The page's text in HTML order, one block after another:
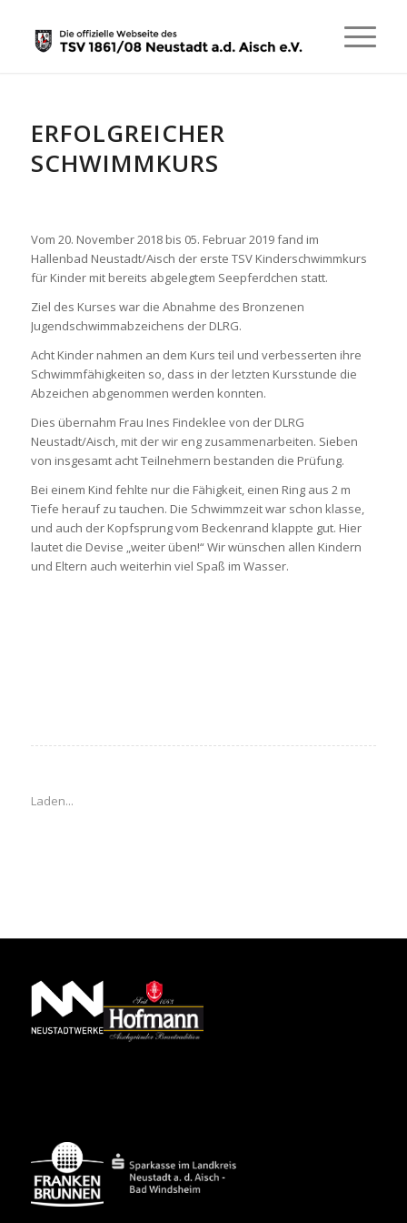
ERFOLGREICHER
SCHWIMMKURS
Vom 20. November 2018 bis 05. Februar 2019 fand im
Hallenbad Neustadt/Aisch der erste TSV Kinderschwimmkurs
für Kinder mit bereits abgelegtem Seepferdchen statt.
Ziel des Kurses war die Abnahme des Bronzenen
Jugendschwimmabzeichens der DLRG.
Acht Kinder nahmen an dem Kurs teil und verbesserten ihre
Schwimmfähigkeiten so, dass in der letzten Kursstunde die
Abzeichen abgenommen werden konnten.
Dies übernahm Frau Ines Findeklee von der DLRG
Neustadt/Aisch, mit der wir eng zusammenarbeiten. Sieben
von insgesamt acht Teilnehmern bestanden die Prüfung.
Bei einem Kind fehlte nur die Fähigkeit, einen Ring aus 2 m
Tiefe herauf zu tauchen. Die Schwimmzeit war schon klasse,
und auch der Kopfsprung vom Beckenrand klappte gut. Hier
lautet die Devise „weiter üben!“ Wir wünschen allen Kindern
und Eltern auch weiterhin viel Spaß im Wasser.
Laden...